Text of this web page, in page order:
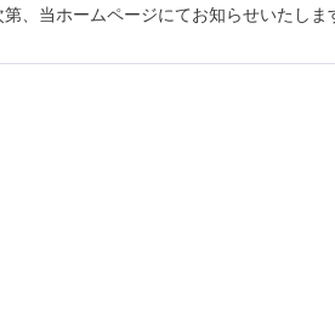
、当ホームページにてお知らせいたしま